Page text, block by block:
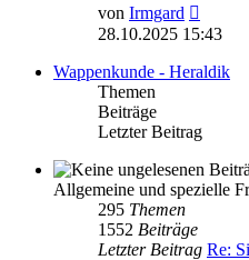
von Irmgard
Beitrag
28.10.2025 15:43
Wappenkunde - Heraldik
Themen
Beiträge
Letzter Beitrag
Allgemeine und spezielle
295 Themen
1552 Beiträge
Letzter Beitrag Re: